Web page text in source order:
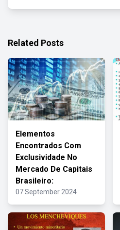
Related Posts
Elementos
Encontrados Com
Exclusividade No
Mercado De Capitais
Brasileiro:
07 September 2024